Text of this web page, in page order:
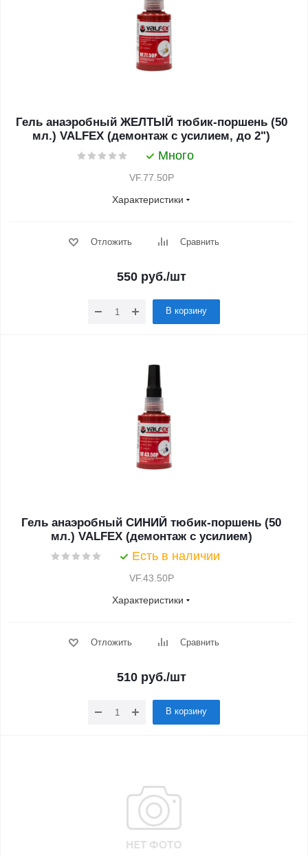
Гель анаэробный ЖЕЛТЫЙ тюбик-поршень (50
мл.) VALFEX (демонтаж с усилием, до 2")
Много
VF.77.50P
Характеристики
Отложить Сравнить
550 руб./шт
В корзину
Гель анаэробный СИНИЙ тюбик-поршень (50
мл.) VALFEX (демонтаж с усилием)
Есть в наличии
VF.43.50P
Характеристики
Отложить Сравнить
510 руб./шт
В корзину